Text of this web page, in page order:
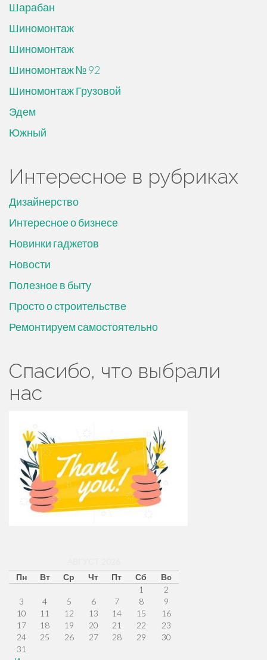
Шарабан
Шиномонтаж
Шиномонтаж
Шиномонтаж № 92
Шиномонтаж Грузовой
Эдем
Южный
Интересное в рубриках
Дизайнерство
Интересное о бизнесе
Новинки гаджетов
Новости
Полезное в быту
Просто о строительстве
Ремонтируем самостоятельно
Спасибо, что выбрали
нас
Пн
Вт Ср Чт Пт Сб
Вс
1
2
3
4 5 6 7 8
9
10
11 12 13 14 15
16
17
18 19 20 21 22
23
24
25 26 27 28 29
30
31